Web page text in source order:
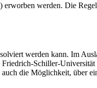
werden. Die
werden kann. Im
Schiller-
die Möglichkeit, über